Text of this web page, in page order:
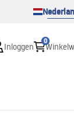
Inloggen
0